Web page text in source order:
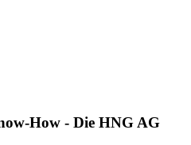
How - Die HNG AG